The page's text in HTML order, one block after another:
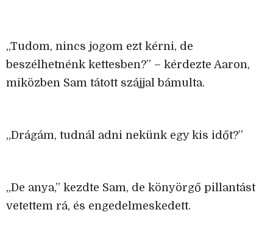
„Tudom, nincs jogom ezt kérni, de
beszélhetnénk kettesben?” – kérdezte Aaron,
miközben Sam tátott szájjal bámulta.
„Drágám, tudnál adni nekünk egy kis időt?”
„De anya,” kezdte Sam, de könyörgő pillantást
vetettem rá, és engedelmeskedett.